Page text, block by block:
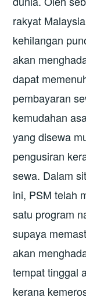
rakyat
kehilangan
akan
dapat
pembayaran
kemudahan
yang disewa
pengusiran
sewa. Dalam
ini, PSM telah
satu program
supaya
akan
tempat tinggal
kerana